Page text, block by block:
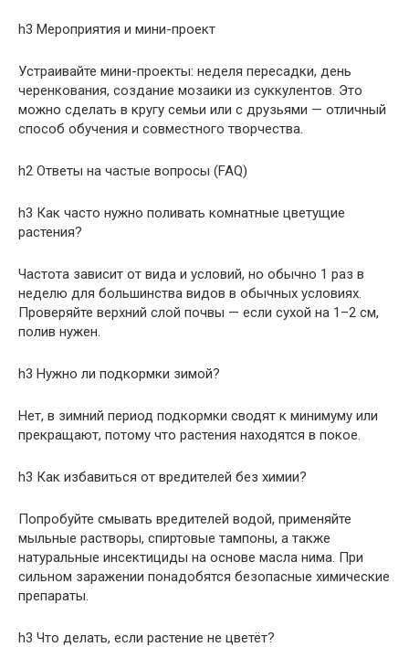
h3 Мероприятия и мини-проект
Устраивайте мини-проекты: неделя пересадки, день
черенкования, создание мозаики из суккулентов. Это
можно сделать в кругу семьи или с друзьями — отличный
способ обучения и совместного творчества.
h2 Ответы на частые вопросы (FAQ)
h3 Как часто нужно поливать комнатные цветущие
растения?
Частота зависит от вида и условий, но обычно 1 раз в
неделю для большинства видов в обычных условиях.
Проверяйте верхний слой почвы — если сухой на 1–2 см,
полив нужен.
h3 Нужно ли подкормки зимой?
Нет, в зимний период подкормки сводят к минимуму или
прекращают, потому что растения находятся в покое.
h3 Как избавиться от вредителей без химии?
Попробуйте смывать вредителей водой, применяйте
мыльные растворы, спиртовые тампоны, а также
натуральные инсектициды на основе масла нима. При
сильном заражении понадобятся безопасные химические
препараты.
h3 Что делать, если растение не цветёт?